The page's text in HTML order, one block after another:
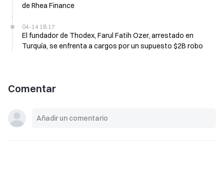
de Rhea Finance
04-14 18:17
El fundador de Thodex, Farul Fatih Ozer, arrestado en
Turquía, se enfrenta a cargos por un supuesto $2B robo
Comentar